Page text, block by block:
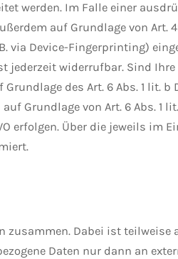
werden. Im Falle einer
auf Grundlage von Art.
via Device-Fingerprinting)
jederzeit widerrufbar. Sind
des Art. 6 Abs. 1 lit. b
Grundlage von Art. 6 Abs. 1
erfolgen. Über die jeweils im
Dabei ist teilweise
Daten nur dann an